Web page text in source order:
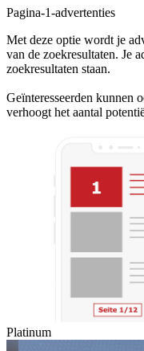
Pagina-1-advertenties
Met deze optie wordt je
van de zoekresultaten. Je
zoekresultaten staan.
Geïnteresseerden kunnen
verhoogt het aantal
Platinum